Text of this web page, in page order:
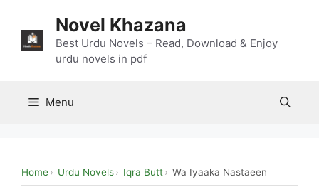
content
Novel Khazana
Best Urdu Novels – Read, Download & Enjoy
urdu novels in pdf
Menu
Home Urdu Novels Iqra Butt Wa Iyaaka Nastaeen